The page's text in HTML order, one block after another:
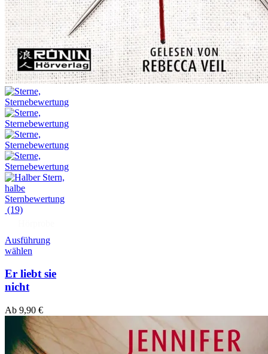
(19)
Ausführung
wählen
Er liebt sie
nicht
Ab 9,90 €